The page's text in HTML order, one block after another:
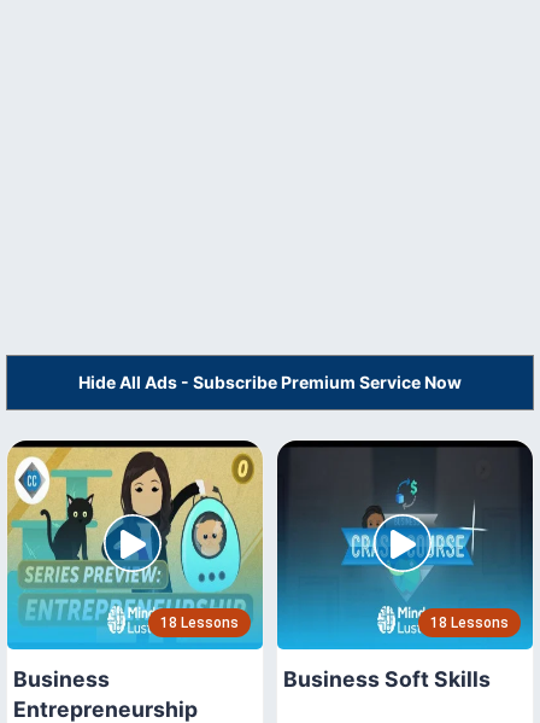
Hide All Ads - Subscribe Premium Service Now
18 Lessons
Business
Entrepreneurship
18 Lessons
Business Soft Skills